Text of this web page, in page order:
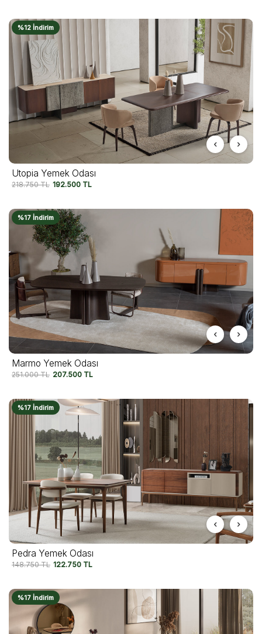
%12 İndirim
Utopia Yemek Odası
218.750TL 192.500 TL
%17 İndirim
Marmo Yemek Odası
251.000TL 207.500 TL
%17 İndirim
Pedra Yemek Odası
148.750TL 122.750 TL
%17 İndirim